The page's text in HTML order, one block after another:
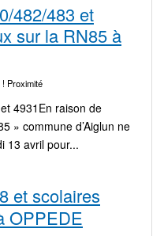
482/483 et
sur la RN85 à
Proximité
4931En raison de
» commune d’Aiglun ne
13 avril pour...
et scolaires
OPPEDE